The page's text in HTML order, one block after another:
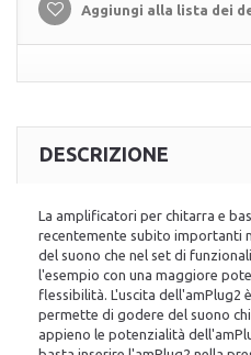
Aggiungi alla lista dei
DESCRIZIONE
La amplificatori per chitarra e
recentemente subito importanti
del suono che nel set di
l'esempio con una maggiore
flessibilità. L'uscita dell'amPlug2
permette di godere del suono
appieno le potenzialità